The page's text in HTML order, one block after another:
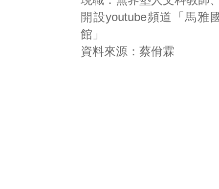
開設youtube頻道「馬雅
館」
資料來源：蔡佾霖